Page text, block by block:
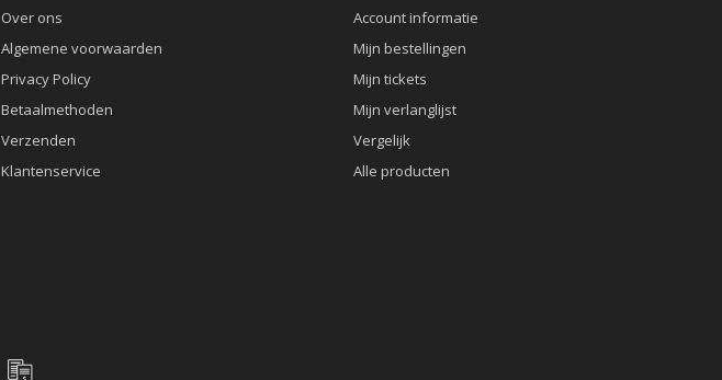
Over ons
Algemene voorwaarden
Privacy Policy
Betaalmethoden
Verzenden
Klantenservice
Account informatie
Mijn bestellingen
Mijn tickets
Mijn verlanglijst
Vergelijk
Alle producten